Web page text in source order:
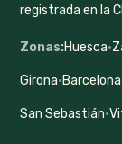
registrada en la
Zonas:Huesca·
Girona·Barcelona
San Sebastián·